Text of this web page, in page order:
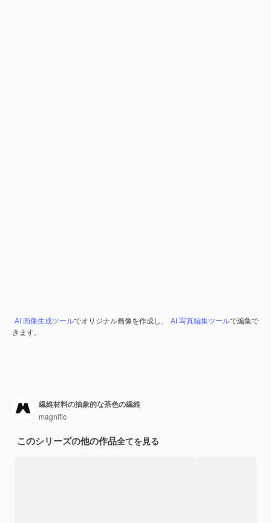
AI 画像生成ツールでオリジナル画像を作成し、 AI 写真編集ツールで編集で
きます。
繊維材料の抽象的な茶色の繊維
magnific
このシリーズの他の作品全てを見る